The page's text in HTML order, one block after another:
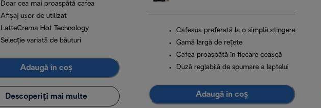
Doar cea mai proaspătă cafea
Afișaj ușor de utilizat
LatteCrema Hot Technology
Selecție variată de băuturi
Adaugă în coș
Descoperiți mai multe
Cafeaua preferată la o simplă atingere
Gamă largă de rețete
Cafea proaspătă în fiecare ceașcă
Duză reglabilă de spumare a laptelui
Adaugă în coș